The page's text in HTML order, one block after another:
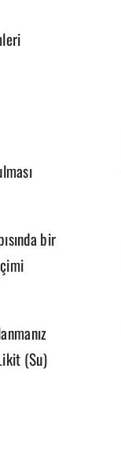
bir
(Su)